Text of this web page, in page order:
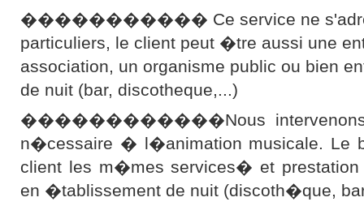
����������� Ce service ne
particuliers, le client peut �tre aussi une
association, un organisme public ou bien
de nuit (bar, discotheque,...)
������������Nous intervenons
n�cessaire � l�animation musicale. Le
client les m�mes services� et
en �tablissement de nuit (discoth�que,